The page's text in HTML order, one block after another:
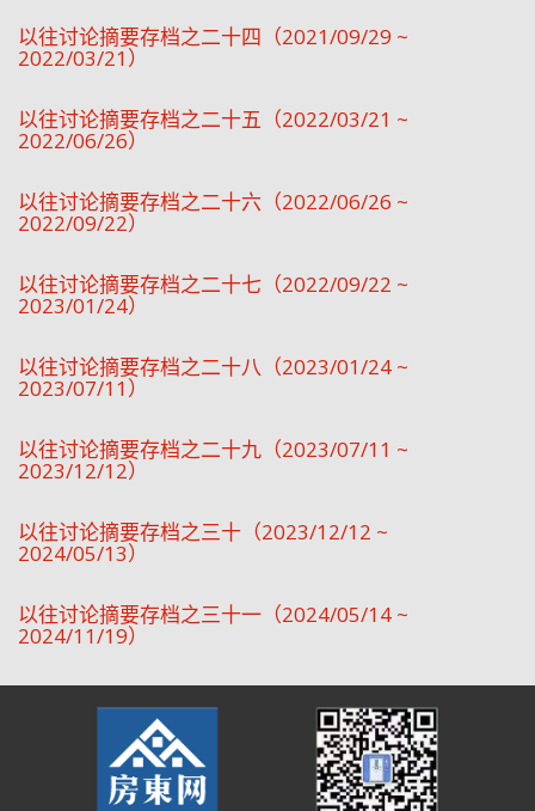
以往讨论摘要存档之二十四（2021/09/29 ~
2022/03/21）
以往讨论摘要存档之二十五（2022/03/21 ~
2022/06/26）
以往讨论摘要存档之二十六（2022/06/26 ~
2022/09/22）
以往讨论摘要存档之二十七（2022/09/22 ~
2023/01/24）
以往讨论摘要存档之二十八（2023/01/24 ~
2023/07/11）
以往讨论摘要存档之二十九（2023/07/11 ~
2023/12/12）
以往讨论摘要存档之三十（2023/12/12 ~
2024/05/13）
以往讨论摘要存档之三十一（2024/05/14 ~
2024/11/19）